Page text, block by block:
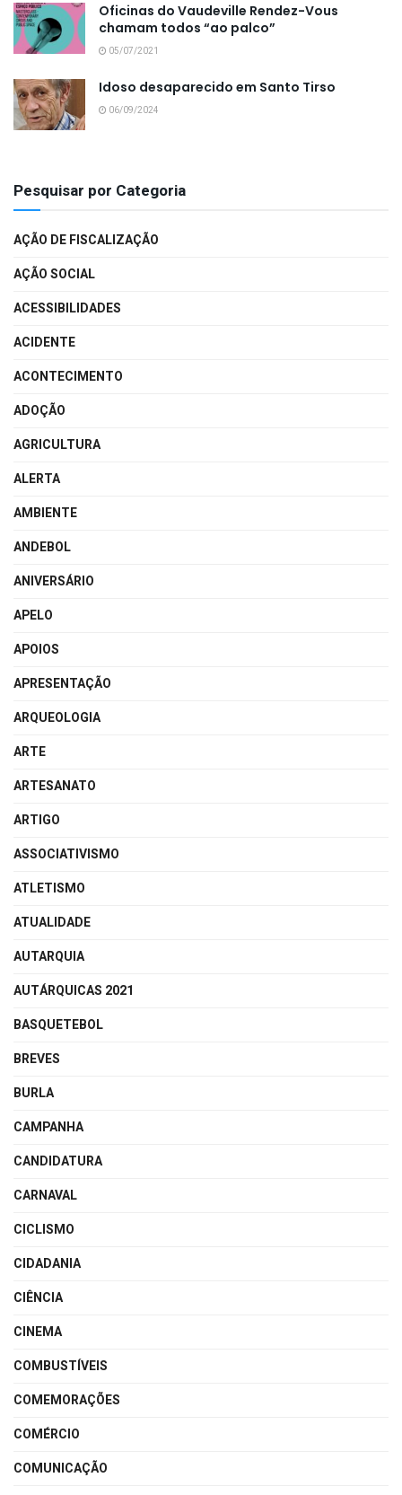
Oficinas do Vaudeville Rendez-Vous
chamam todos “ao palco”
05/07/2021
Idoso desaparecido em Santo Tirso
06/09/2024
Pesquisar por Categoria
AÇÃO DE FISCALIZAÇÃO
AÇÃO SOCIAL
ACESSIBILIDADES
ACIDENTE
ACONTECIMENTO
ADOÇÃO
AGRICULTURA
ALERTA
AMBIENTE
ANDEBOL
ANIVERSÁRIO
APELO
APOIOS
APRESENTAÇÃO
ARQUEOLOGIA
ARTE
ARTESANATO
ARTIGO
ASSOCIATIVISMO
ATLETISMO
ATUALIDADE
AUTARQUIA
AUTÁRQUICAS 2021
BASQUETEBOL
BREVES
BURLA
CAMPANHA
CANDIDATURA
CARNAVAL
CICLISMO
CIDADANIA
CIÊNCIA
CINEMA
COMBUSTÍVEIS
COMEMORAÇÕES
COMÉRCIO
COMUNICAÇÃO